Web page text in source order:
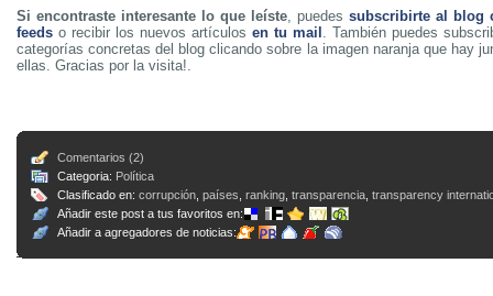
Si encontraste interesante lo que leíste, puedessubscribirte al blog
feeds o recibir los nuevos artículosen tu mail . También puedes
categorías concretas del blog clicando sobre la imagen naranja que hay
ellas. Gracias por la visita!.
Comentarios (2)
Categoria: Política
Clasificado en: corrupción países ranking transparencia transparency
Añadir este post a tus favoritos en:
Añadir a agregadores de noticias: